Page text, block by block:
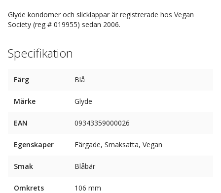
Glyde kondomer och slicklappar är registrerade hos Vegan
Society (reg # 019955) sedan 2006.
Specifikation
Färg Blå
Märke Glyde
EAN 09343359000026
Egenskaper Färgade, Smaksatta, Vegan
Smak Blåbär
Omkrets 106 mm